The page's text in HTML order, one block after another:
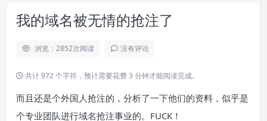
我的域名被无情的抢注了
浏览：2852次阅读 没有评论
共计 972 个字符，预计需要花费 3 分钟才能阅读完成。
而且还是个外国人抢注的，分析了一下他们的资料，似乎是
个专业团队进行域名抢注事业的。FUCK！